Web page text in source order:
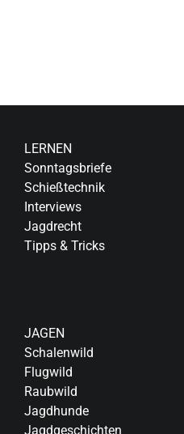
LERNEN
Sonntagsbriefe
Schießtechnik
Interviews
Jagdrecht
Tipps & Tricks
JAGEN
Schalenwild
Flugwild
Raubwild
Jagdhunde
Jagdgeschichten